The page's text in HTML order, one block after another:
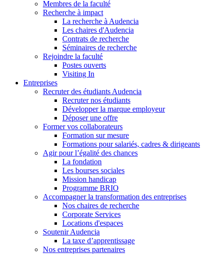
Membres de la faculté
Recherche à impact
La recherche à Audencia
Les chaires d'Audencia
Contrats de recherche
Séminaires de recherche
Rejoindre la faculté
Postes ouverts
Visiting In
Entreprises
Recruter des étudiants Audencia
Recruter nos étudiants
Développer la marque employeur
Déposer une offre
Former vos collaborateurs
Formation sur mesure
Formations pour salariés, cadres & dirigeants
Agir pour l’égalité des chances
La fondation
Les bourses sociales
Mission handicap
Programme BRIO
Accompagner la transformation des entreprises
Nos chaires de recherche
Corporate Services
Locations d'espaces
Soutenir Audencia
La taxe d’apprentissage
Nos entreprises partenaires